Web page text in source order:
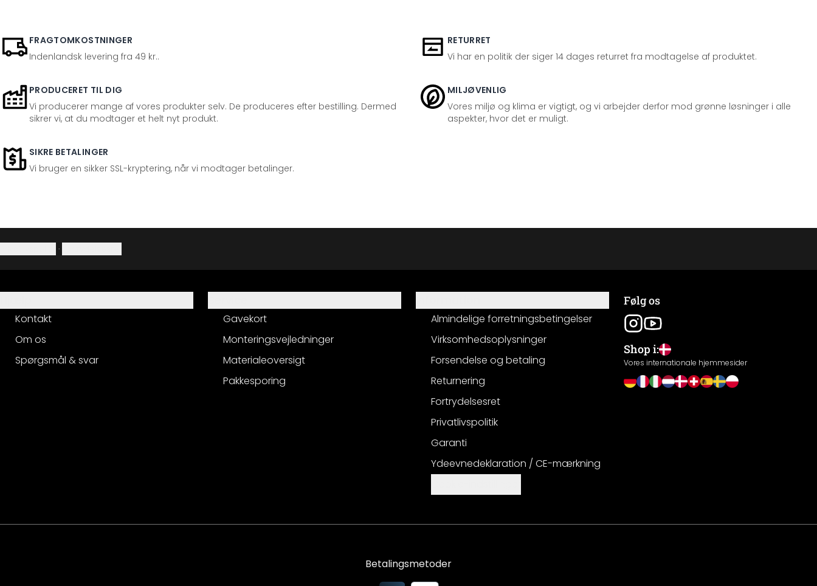
FRAGTOMKOSTNINGER
Indenlandsk levering fra 49 kr..
RETURRET
Vi har en politik der siger 14 dages returret fra modtagelse af produktet.
PRODUCERET TIL DIG
Vi producerer mange af vores produkter selv. De produceres efter bestilling. Dermed
sikrer vi, at du modtager et helt nyt produkt.
MILJØVENLIG
Vores miljø og klima er vigtigt, og vi arbejder derfor mod grønne løsninger i alle
aspekter, hvor det er muligt.
SIKRE BETALINGER
Vi bruger en sikker SSL-kryptering, når vi modtager betalinger.
·
Kontakt
Om os
Spørgsmål & svar
Gavekort
Monteringsvejledninger
Materialeoversigt
Pakkesporing
Almindelige forretningsbetingelser
Virksomhedsoplysninger
Forsendelse og betaling
Returnering
Fortrydelsesret
Privatlivspolitik
Garanti
Ydeevnedeklaration / CE-mærkning
Følg os
Shop i:
Vores internationale hjemmesider
Betalingsmetoder